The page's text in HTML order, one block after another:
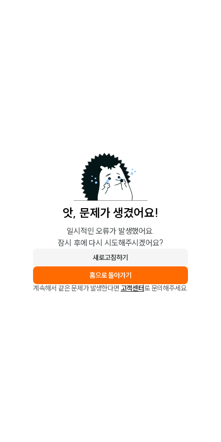
앗, 문제가 생겼어요!
일시적인 오류가 발생했어요.
잠시 후에 다시 시도해주시겠어요?
새로고침하기
홈으로 돌아가기
계속해서 같은 문제가 발생한다면 고객센터로 문의해주세요.